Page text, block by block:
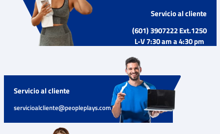
Servicio al cliente
(601) 3907222 Ext.1250
L-V 7:30 am a 4:30 pm
Servicio al cliente
servicioalcliente@peopleplays.com